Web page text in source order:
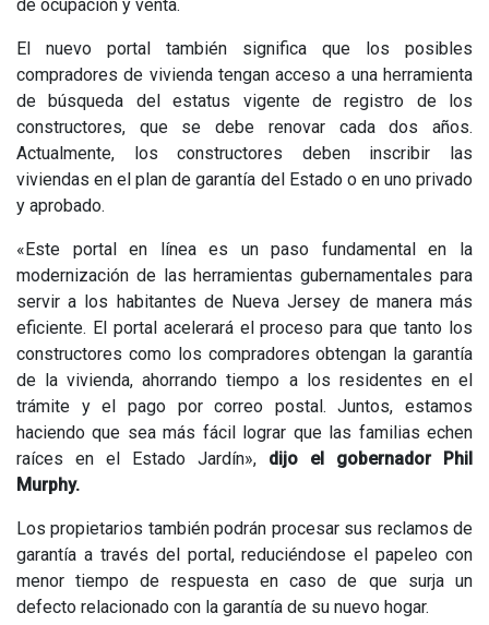
de ocupación y venta.
El nuevo portal también significa que los posibles
compradores de vivienda tengan acceso a una herramienta
de búsqueda del estatus vigente de registro de los
constructores, que se debe renovar cada dos años.
Actualmente, los constructores deben inscribir las
viviendas en el plan de garantía del Estado o en uno privado
y aprobado.
«Este portal en línea es un paso fundamental en la
modernización de las herramientas gubernamentales para
servir a los habitantes de Nueva Jersey de manera más
eficiente. El portal acelerará el proceso para que tanto los
constructores como los compradores obtengan la garantía
de la vivienda, ahorrando tiempo a los residentes en el
trámite y el pago por correo postal. Juntos, estamos
haciendo que sea más fácil lograr que las familias echen
raíces en el Estado Jardín», dijo el gobernador Phil
Murphy.
Los propietarios también podrán procesar sus reclamos de
garantía a través del portal, reduciéndose el papeleo con
menor tiempo de respuesta en caso de que surja un
defecto relacionado con la garantía de su nuevo hogar.